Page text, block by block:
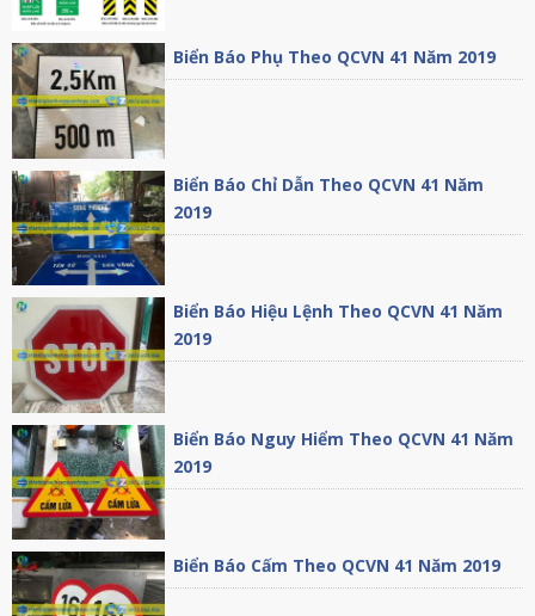
Biển Báo Phụ Theo QCVN 41 Năm 2019
Biển Báo Chỉ Dẫn Theo QCVN 41 Năm
2019
Biển Báo Hiệu Lệnh Theo QCVN 41 Năm
2019
Biển Báo Nguy Hiểm Theo QCVN 41 Năm
2019
Biển Báo Cấm Theo QCVN 41 Năm 2019